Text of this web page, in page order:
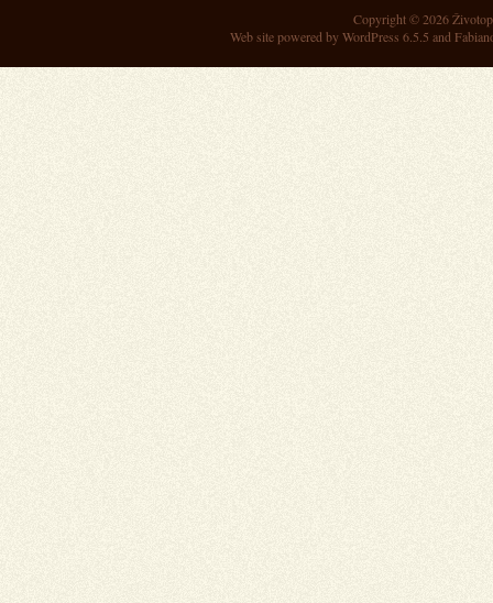
Copyright © 2026
Web site powered byWordPress 6.5.5 and